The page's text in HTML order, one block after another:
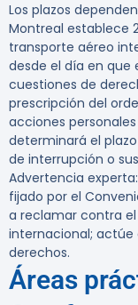
Los plazos
Montreal establece
transporte aéreo
desde el día en que
cuestiones de
prescripción del
acciones
determinará el
de interrupción o
Advertencia experta:
fijado por el
a reclamar contra
internacional; actúe
derechos.
Áreas